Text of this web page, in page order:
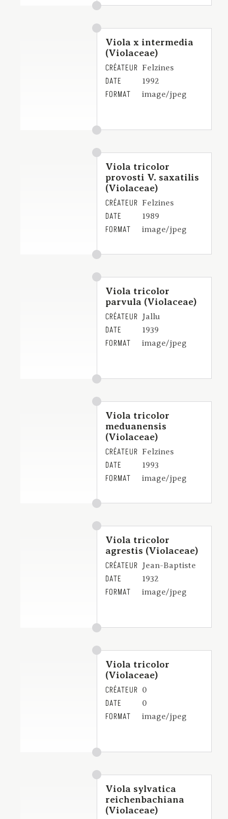
Viola x intermedia
(Violaceae)
CRÉATEUR Felzines
DATE 1992
FORMAT image/jpeg
Viola tricolor
provosti V. saxatilis
(Violaceae)
CRÉATEUR Felzines
DATE 1989
FORMAT image/jpeg
Viola tricolor
parvula (Violaceae)
CRÉATEUR Jallu
DATE 1939
FORMAT image/jpeg
Viola tricolor
meduanensis
(Violaceae)
CRÉATEUR Felzines
DATE 1993
FORMAT image/jpeg
Viola tricolor
agrestis (Violaceae)
CRÉATEUR Jean-Baptiste
DATE 1932
FORMAT image/jpeg
Viola tricolor
(Violaceae)
CRÉATEUR 0
DATE 0
FORMAT image/jpeg
Viola sylvatica
reichenbachiana
(Violaceae)